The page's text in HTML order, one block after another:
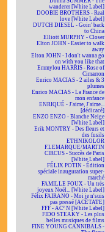
wanderer [White Label]
DOOBIE BROTHERS - Real
love [White Label]
DUTCH DIESEL - Goin' back
to China
Elliott MURPHY - Closer
Elton JOHN - Easier to walk
away
Elton JOHN - I don't wanna go
on with you like that
Emmylou HARRIS - Rose of
Cimarron
Enrico MACIAS - 2 ailes & 3
plumes
Enrico MACIAS - La France de
mon enfance
ENRIQUÉ - J'aime, J'aime...
[dédicacé]
ENZO ENZO - Blanche Neige
[White Label]
Erik MONTRY - Des fleurs et
des fusils
ETHNIKOLOR
F.LEMARQUE/MARTIN
CIRCUS - Succès de Paris
[White Label]
FÉLIX POTIN - Édition
spéciale inauguration super-
marché
FAMILLE FOUX - Un très
joyeux Noël... [White Label]
Félix FAIRANO - Moi je n'suis
pas pressé [ACÉTATE]
FFF - AC² N [White Label]
FIDO STEAKY - Les plus
belles musiques de films
FINE YOUNG CANNIBALS -